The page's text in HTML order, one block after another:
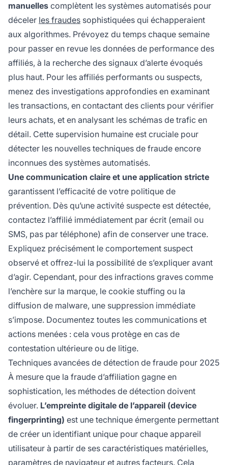
manuelles complètent les systèmes automatisés pour
déceler les fraudes sophistiquées qui échapperaient
aux algorithmes. Prévoyez du temps chaque semaine
pour passer en revue les données de performance des
affiliés, à la recherche des signaux d’alerte évoqués
plus haut. Pour les affiliés performants ou suspects,
menez des investigations approfondies en examinant
les transactions, en contactant des clients pour vérifier
leurs achats, et en analysant les schémas de trafic en
détail. Cette supervision humaine est cruciale pour
détecter les nouvelles techniques de fraude encore
inconnues des systèmes automatisés.
Une communication claire et une application stricte
garantissent l’efficacité de votre politique de
prévention. Dès qu’une activité suspecte est détectée,
contactez l’affilié immédiatement par écrit (email ou
SMS, pas par téléphone) afin de conserver une trace.
Expliquez précisément le comportement suspect
observé et offrez-lui la possibilité de s’expliquer avant
d’agir. Cependant, pour des infractions graves comme
l’enchère sur la marque, le cookie stuffing ou la
diffusion de malware, une suppression immédiate
s’impose. Documentez toutes les communications et
actions menées : cela vous protège en cas de
contestation ultérieure ou de litige.
Techniques avancées de détection de fraude pour 2025
À mesure que la fraude d’affiliation gagne en
sophistication, les méthodes de détection doivent
évoluer. L’empreinte digitale de l’appareil (device
fingerprinting) est une technique émergente permettant
de créer un identifiant unique pour chaque appareil
utilisateur à partir de ses caractéristiques matérielles,
paramètres de navigateur et autres facteurs. Cela